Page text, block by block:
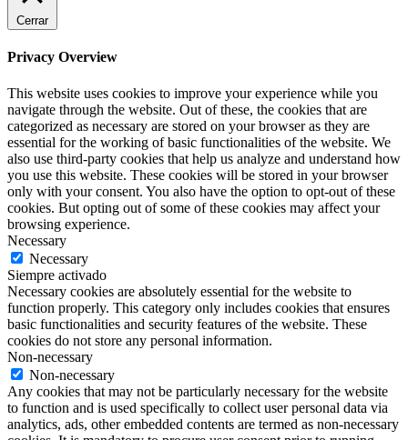
Cerrar
Privacy Overview
This website uses cookies to improve your experience while you
navigate through the website. Out of these, the cookies that are
categorized as necessary are stored on your browser as they are
essential for the working of basic functionalities of the website. We
also use third-party cookies that help us analyze and understand how
you use this website. These cookies will be stored in your browser
only with your consent. You also have the option to opt-out of these
cookies. But opting out of some of these cookies may affect your
browsing experience.
Necessary
Necessary
Siempre activado
Necessary cookies are absolutely essential for the website to
function properly. This category only includes cookies that ensures
basic functionalities and security features of the website. These
cookies do not store any personal information.
Non-necessary
Non-necessary
Any cookies that may not be particularly necessary for the website
to function and is used specifically to collect user personal data via
analytics, ads, other embedded contents are termed as non-necessary